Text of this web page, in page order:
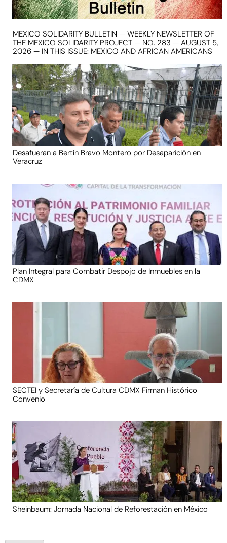
MEXICO SOLIDARITY BULLETIN — WEEKLY NEWSLETTER OF
THE MEXICO SOLIDARITY PROJECT — NO. 283 — AUGUST 5,
2026 — IN THIS ISSUE: MEXICO AND AFRICAN AMERICANS
Desafueran a Bertín Bravo Montero por Desaparición en
Veracruz
Plan Integral para Combatir Despojo de Inmuebles en la
CDMX
SECTEI y Secretaría de Cultura CDMX Firman Histórico
Convenio
Sheinbaum: Jornada Nacional de Reforestación en México